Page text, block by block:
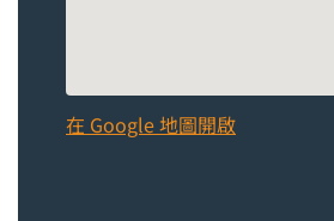
在 Google 地圖開啟